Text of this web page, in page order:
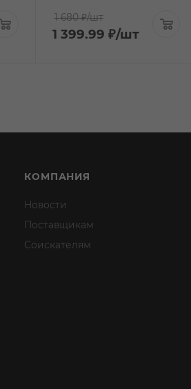
1 680 ₽/шт
1 399.99 ₽/шт
КОМПАНИЯ
Новости
Поставщикам
Соискателям